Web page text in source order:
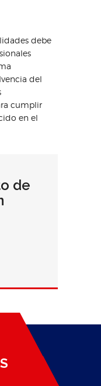
debe
del
cumplir
en el
de